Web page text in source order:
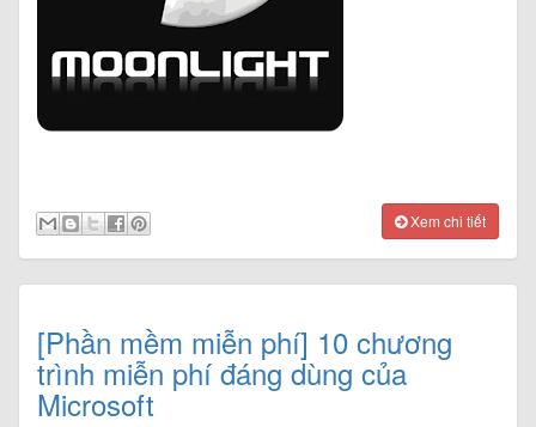
Xem chi tiết
[Phần mềm miễn phí] 10 chương
trình miễn phí đáng dùng của
Microsoft